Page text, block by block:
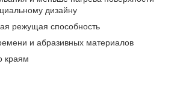
дизайну
режущая способность
и абразивных материалов
краям